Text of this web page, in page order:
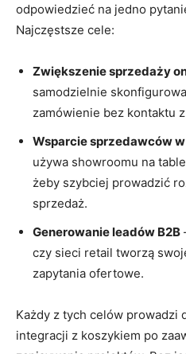
odpowiedzieć na jedno
Najczęstsze cele:
Zwiększenie sprzedaży
samodzielnie
zamówienie bez kontaktu
Wsparcie sprzedawców
używa showroomu na
żeby szybciej prowadzić
sprzedaż.
Generowanie leadów B2B
czy sieci retail tworzą
zapytania ofertowe.
Każdy z tych celów prowadzi
integracji z koszykiem po